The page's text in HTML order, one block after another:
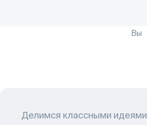
Вы
Делимся классными идеями